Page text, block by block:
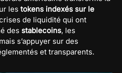
les tokens indexés sur le
de liquidité qui ont
des stablecoins, les
s’appuyer sur des
et transparents.